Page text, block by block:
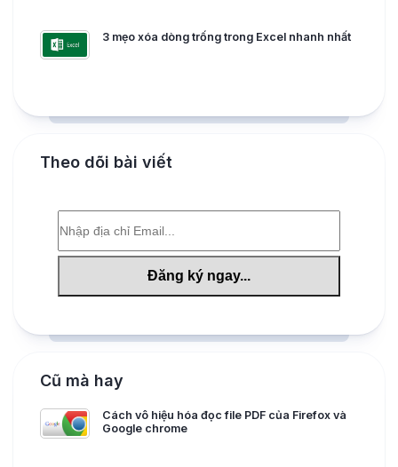
3 mẹo xóa dòng trống trong Excel nhanh nhất
Theo dõi bài viết
Cũ mà hay
Cách vô hiệu hóa đọc file PDF của Firefox và
Google chrome